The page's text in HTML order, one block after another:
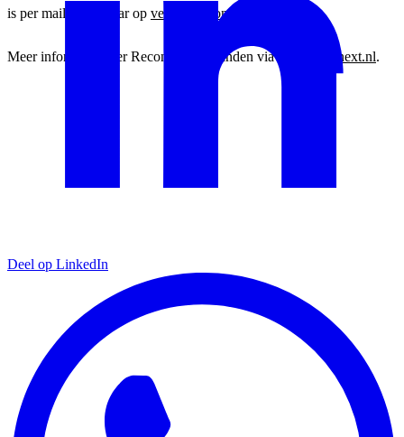
is per mail bereikbaar op vesna@reconext.nl
Meer informatie over Reconext is te vinden via www.reconext.nl.
Deel op LinkedIn